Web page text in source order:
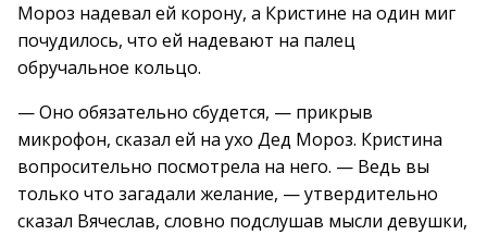
Мороз надевал ей корону, а Кристине на один миг
почудилось, что ей надевают на палец
обручальное кольцо.
— Оно обязательно сбудется, — прикрыв
микрофон, сказал ей на ухо Дед Мороз. Кристина
вопросительно посмотрела на него. — Ведь вы
только что загадали желание, — утвердительно
сказал Вячеслав, словно подслушав мысли девушки,